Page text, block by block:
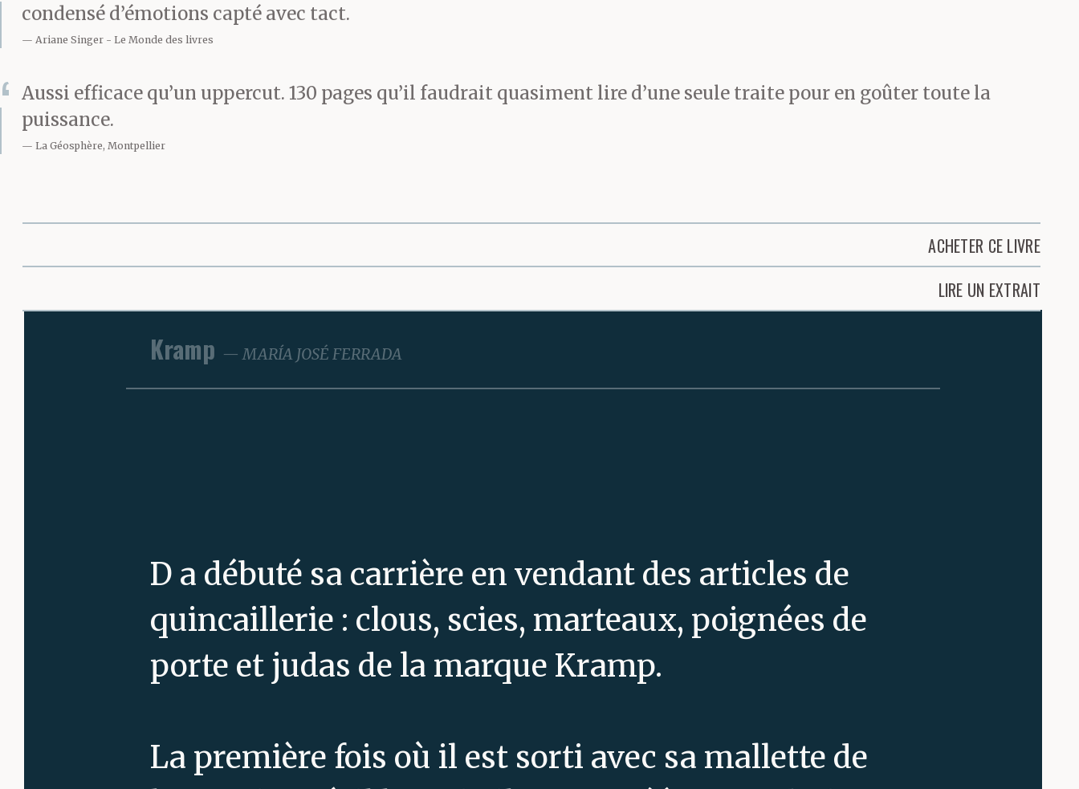
condensé d’émotions capté avec tact.
Ariane Singer Le Monde des livres
Aussi efficace qu’un uppercut. 130 pages qu’il faudrait quasiment lire d’une seule traite pour en goûter toute la
puissance.
La Géosphère, Montpellier
ACHETER CE LIVRE
LIRE UN EXTRAIT
Kramp MARÍA JOSÉ FERRADA
D a débuté sa carrière en vendant des articles de
quincaillerie : clous, scies, marteaux, poignées de
porte et judas de la marque Kramp.
La première fois où il est sorti avec sa mallette de